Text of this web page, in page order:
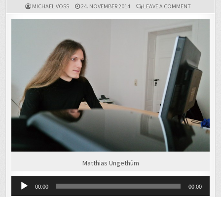
MICHAEL VOSS 24. NOVEMBER 2014 LEAVE A COMMENTON
HACKER
HACKT
Matthias Ungethüm
Audio-
Player
00:00 00:00